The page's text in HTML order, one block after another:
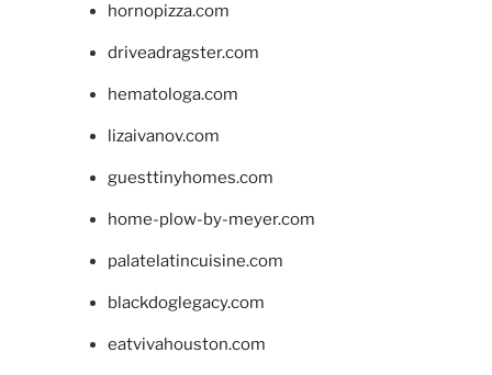
hornopizza.com
driveadragster.com
hematologa.com
lizaivanov.com
guesttinyhomes.com
home-plow-by-meyer.com
palatelatincuisine.com
blackdoglegacy.com
eatvivahouston.com